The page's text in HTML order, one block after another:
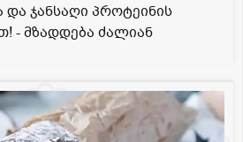
ჯანსაღი პროტეინის
- მზადდება ძალიან